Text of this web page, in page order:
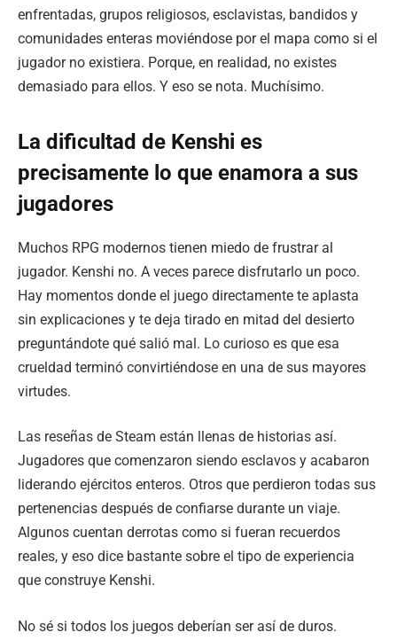
enfrentadas, grupos religiosos, esclavistas, bandidos y
comunidades enteras moviéndose por el mapa como si el
jugador no existiera. Porque, en realidad, no existes
demasiado para ellos. Y eso se nota. Muchísimo.
La dificultad de Kenshi es
precisamente lo que enamora a sus
jugadores
Muchos RPG modernos tienen miedo de frustrar al
jugador. Kenshi no. A veces parece disfrutarlo un poco.
Hay momentos donde el juego directamente te aplasta
sin explicaciones y te deja tirado en mitad del desierto
preguntándote qué salió mal. Lo curioso es que esa
crueldad terminó convirtiéndose en una de sus mayores
virtudes.
Las reseñas de Steam están llenas de historias así.
Jugadores que comenzaron siendo esclavos y acabaron
liderando ejércitos enteros. Otros que perdieron todas sus
pertenencias después de confiarse durante un viaje.
Algunos cuentan derrotas como si fueran recuerdos
reales, y eso dice bastante sobre el tipo de experiencia
que construye Kenshi.
No sé si todos los juegos deberían ser así de duros.